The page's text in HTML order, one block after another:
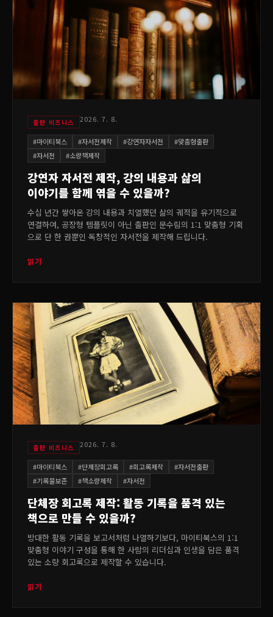
출판 비즈니스 2026. 7. 8.
#마이티북스 #자서전제작 #강연자자서전 #맞춤형출판
#자서전 #소량책제작
강연자 자서전 제작, 강의 내용과 삶의
이야기를 함께 엮을 수 있을까?
수십 년간 쌓아온 강의 내용과 치열했던 삶의 궤적을 유기적으로
연결하여, 공장형 템플릿이 아닌 출판인 문수림의 1:1 맞춤형 기획
으로 단 한 권뿐인 독창적인 자서전을 제작해 드립니다.
읽기
출판 비즈니스 2026. 7. 8.
#마이티북스 #단체장회고록 #회고록제작 #자서전출판
#기록물보존 #책소량제작 #자서전
단체장 회고록 제작: 활동 기록을 품격 있는
책으로 만들 수 있을까?
방대한 활동 기록을 보고서처럼 나열하기보다, 마이티북스의 1:1
맞춤형 이야기 구성을 통해 한 사람의 리더십과 인생을 담은 품격
있는 소량 회고록으로 제작할 수 있습니다.
읽기